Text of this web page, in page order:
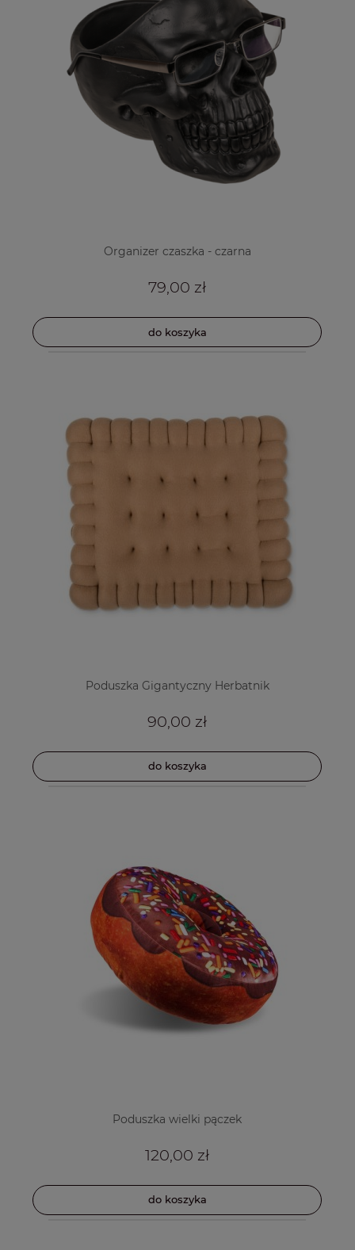
Organizer czaszka - czarna
79,00 zł
do koszyka
Poduszka Gigantyczny Herbatnik
90,00 zł
do koszyka
Poduszka wielki pączek
120,00 zł
do koszyka